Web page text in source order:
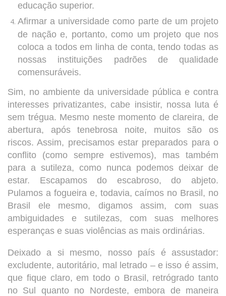
educação superior.
Afirmar a universidade como parte de um projeto
de nação e, portanto, como um projeto que nos
coloca a todos em linha de conta, tendo todas as
nossas instituições padrões de qualidade
comensuráveis.
Sim, no ambiente da universidade pública e contra
interesses privatizantes, cabe insistir, nossa luta é
sem trégua. Mesmo neste momento de clareira, de
abertura, após tenebrosa noite, muitos são os
riscos. Assim, precisamos estar preparados para o
conflito (como sempre estivemos), mas também
para a sutileza, como nunca podemos deixar de
estar. Escapamos do escabroso, do abjeto.
Pulamos a fogueira e, todavia, caímos no Brasil, no
Brasil ele mesmo, digamos assim, com suas
ambiguidades e sutilezas, com suas melhores
esperanças e suas violências as mais ordinárias.
Deixado a si mesmo, nosso país é assustador:
excludente, autoritário, mal letrado – e isso é assim,
que fique claro, em todo o Brasil, retrógrado tanto
no Sul quanto no Nordeste, embora de maneira